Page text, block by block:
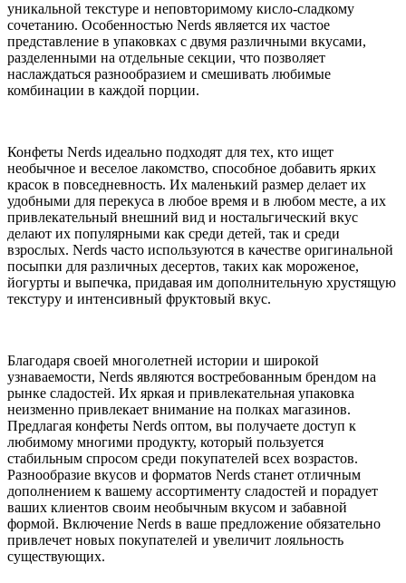
уникальной текстуре и неповторимому кисло-сладкому
сочетанию. Особенностью Nerds является их частое
представление в упаковках с двумя различными вкусами,
разделенными на отдельные секции, что позволяет
наслаждаться разнообразием и смешивать любимые
комбинации в каждой порции.
Конфеты Nerds идеально подходят для тех, кто ищет
необычное и веселое лакомство, способное добавить ярких
красок в повседневность. Их маленький размер делает их
удобными для перекуса в любое время и в любом месте, а их
привлекательный внешний вид и ностальгический вкус
делают их популярными как среди детей, так и среди
взрослых. Nerds часто используются в качестве оригинальной
посыпки для различных десертов, таких как мороженое,
йогурты и выпечка, придавая им дополнительную хрустящую
текстуру и интенсивный фруктовый вкус.
Благодаря своей многолетней истории и широкой
узнаваемости, Nerds являются востребованным брендом на
рынке сладостей. Их яркая и привлекательная упаковка
неизменно привлекает внимание на полках магазинов.
Предлагая конфеты Nerds оптом, вы получаете доступ к
любимому многими продукту, который пользуется
стабильным спросом среди покупателей всех возрастов.
Разнообразие вкусов и форматов Nerds станет отличным
дополнением к вашему ассортименту сладостей и порадует
ваших клиентов своим необычным вкусом и забавной
формой. Включение Nerds в ваше предложение обязательно
привлечет новых покупателей и увеличит лояльность
существующих.